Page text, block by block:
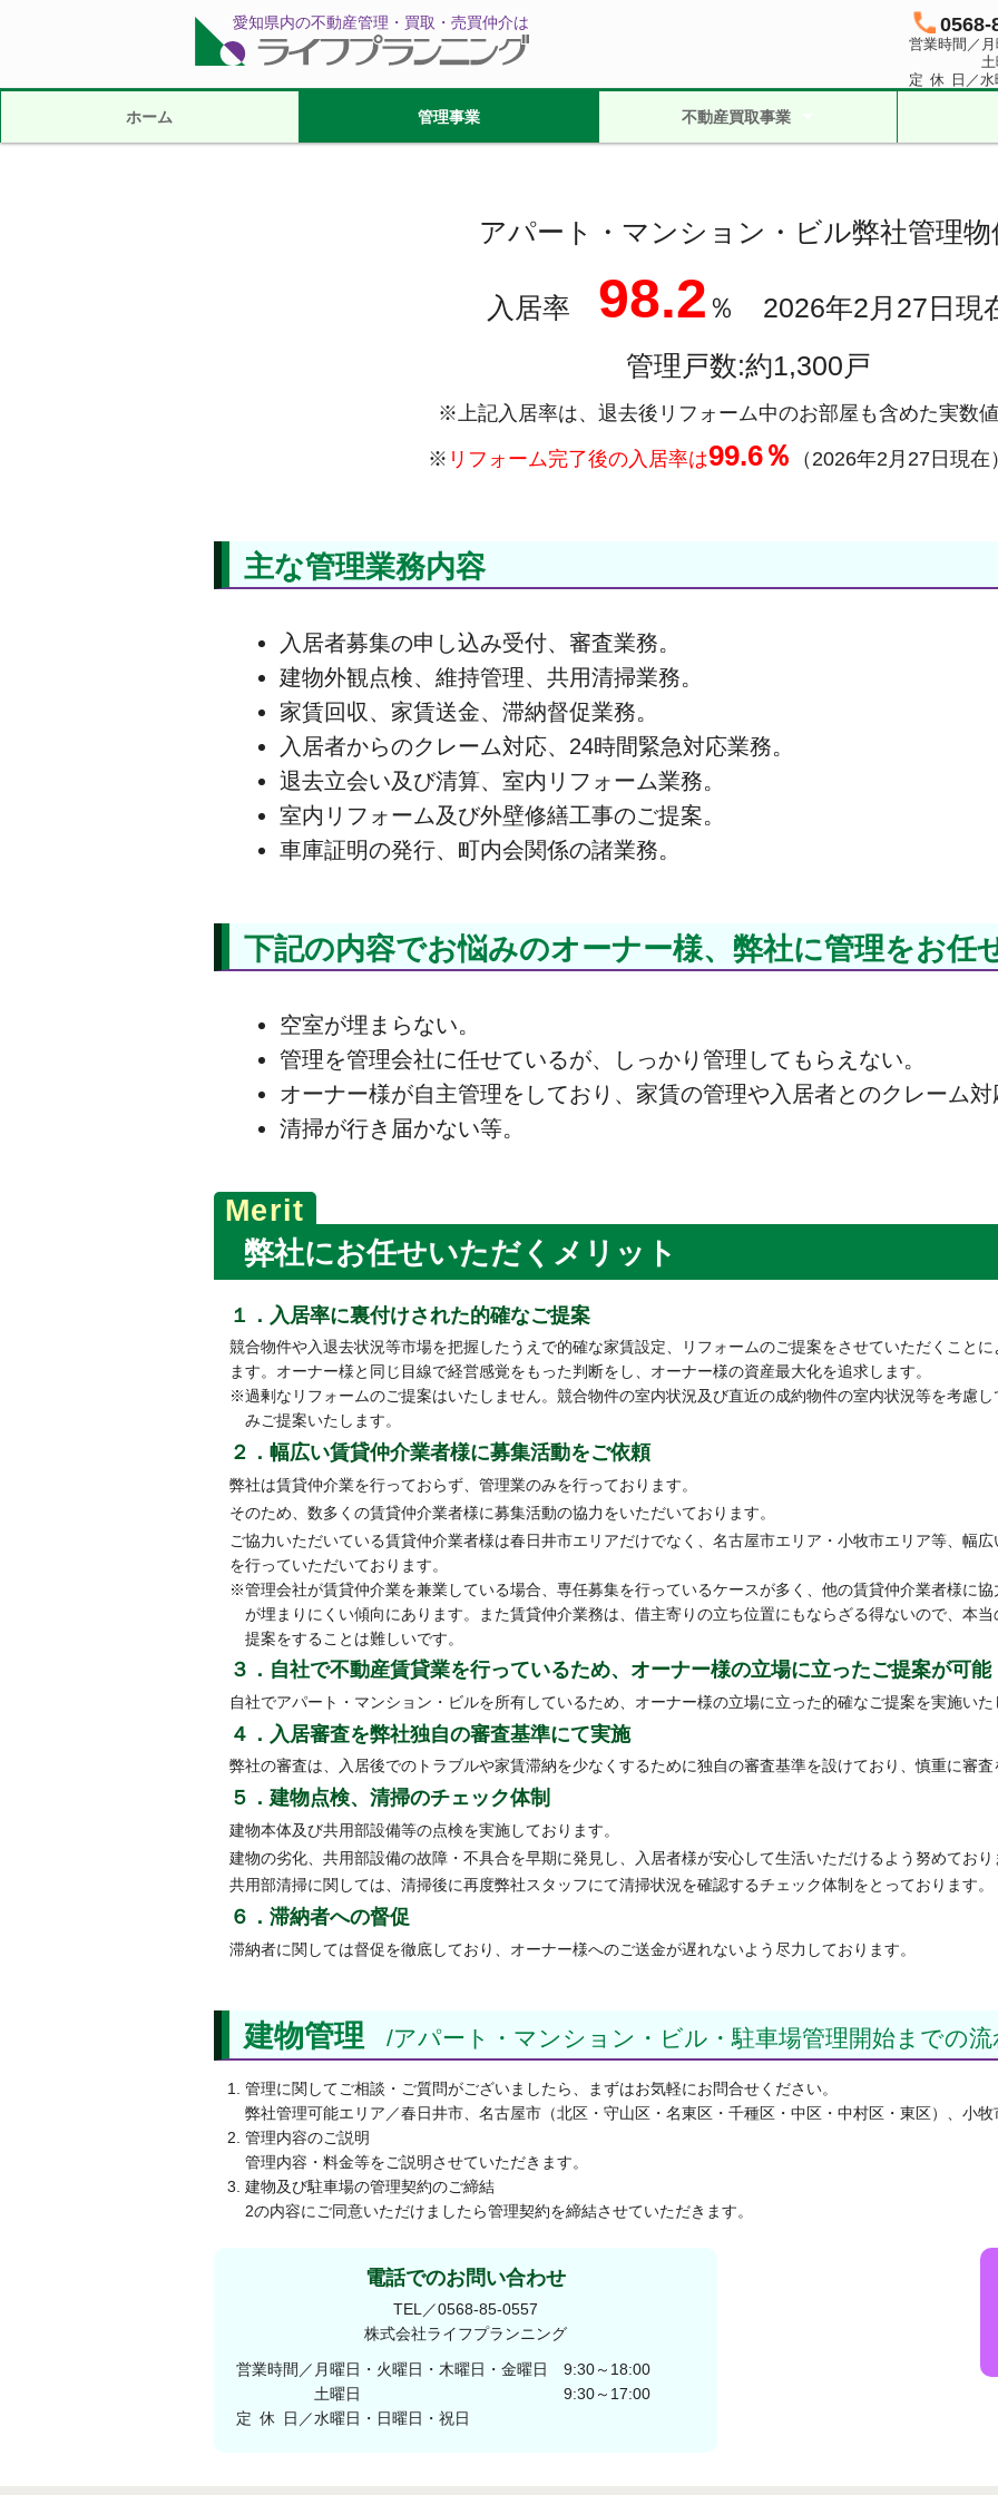
愛知県内の不動産管理・買取・売買仲介は 0568-
営業時間／
土
定休
日／
ホーム 管理事業 不動産買取事業
アパート・マンション・ビル弊社管理物
入居率 98.2 ％ 2026年2月27日現
管理戸数:約1,300戸
※上記入居率は、退去後リフォーム中のお部屋も含めた実数値
※ リフォーム完了後の入居率は99.6％ （2026年2月27日現在
主な管理業務内容
入居者募集の申し込み受付、審査業務。
建物外観点検、維持管理、共用清掃業務。
家賃回収、家賃送金、滞納督促業務。
入居者からのクレーム対応、24時間緊急対応業務。
退去立会い及び清算、室内リフォーム業務。
室内リフォーム及び外壁修繕工事のご提案。
車庫証明の発行、町内会関係の諸業務。
下記の内容でお悩みのオーナー様、弊社に管理をお任
空室が埋まらない。
管理を管理会社に任せているが、しっかり管理してもらえない。
オーナー様が自主管理をしており、家賃の管理や入居者とのクレーム対
清掃が行き届かない等。
弊社にお任せいただくメリット
１．入居率に裏付けされた的確なご提案
競合物件や入退去状況等市場を把握したうえで的確な家賃設定、リフォームのご提案をさせていただくこと
ます。オーナー様と同じ目線で経営感覚をもった判断をし、オーナー様の資産最大化を追求します。
※過剰なリフォームのご提案はいたしません。競合物件の室内状況及び直近の成約物件の室内状況等を考慮
みご提案いたします。
２．幅広い賃貸仲介業者様に募集活動をご依頼
弊社は賃貸仲介業を行っておらず、管理業のみを行っております。
そのため、数多くの賃貸仲介業者様に募集活動の協力をいただいております。
ご協力いただいている賃貸仲介業者様は春日井市エリアだけでなく、名古屋市エリア・小牧市エリア等、幅
を行っていただいております。
※管理会社が賃貸仲介業を兼業している場合、専任募集を行っているケースが多く、他の賃貸仲介業者様に
が埋まりにくい傾向にあります。また賃貸仲介業務は、借主寄りの立ち位置にもならざる得ないので、本
提案をすることは難しいです。
３．自社で不動産賃貸業を行っているため、オーナー様の立場に立ったご提案が可能
自社でアパート・マンション・ビルを所有しているため、オーナー様の立場に立った的確なご提案を実施いた
４．入居審査を弊社独自の審査基準にて実施
弊社の審査は、入居後でのトラブルや家賃滞納を少なくするために独自の審査基準を設けており、慎重に審査
５．建物点検、清掃のチェック体制
建物本体及び共用部設備等の点検を実施しております。
建物の劣化、共用部設備の故障・不具合を早期に発見し、入居者様が安心して生活いただけるよう努めており
共用部清掃に関しては、清掃後に再度弊社スタッフにて清掃状況を確認するチェック体制をとっております。
６．滞納者への督促
滞納者に関しては督促を徹底しており、オーナー様へのご送金が遅れないよう尽力しております。
建物管理 アパート・マンション・ビル・駐車場管理開始までの
管理に関してご相談・ご質問がございましたら、まずはお気軽にお問合せください。
弊社管理可能エリア／春日井市、名古屋市（北区・守山区・名東区・千種区・中区・中村区・東区）、小
管理内容のご説明
管理内容・料金等をご説明させていただきます。
建物及び駐車場の管理契約のご締結
2の内容にご同意いただけましたら管理契約を締結させていただきます。
電話でのお問い合わせ
TEL／0568-85-0557
株式会社ライフプランニング
営業時間／月曜日・火曜日・木曜日・金曜日 9:30～18:00
土曜日 9:30～17:00
定休 日／水曜日・日曜日・祝日